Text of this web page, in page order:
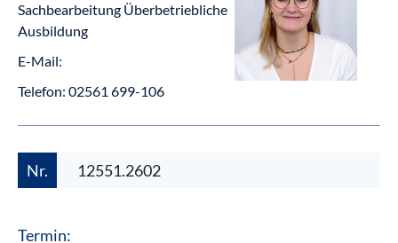
Nr. 12551.2602
Termin:
Sachbearbeitung Überbetriebliche
Ausbildung
E-Mail:
Telefon: 02561 699-106